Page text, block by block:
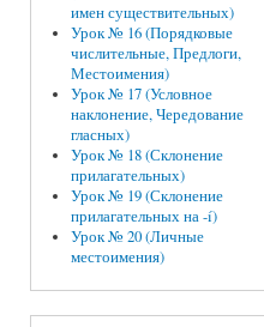
имен существительных)
Урок № 16 (Порядковые
числительные, Предлоги,
Местоимения)
Урок № 17 (Условное
наклонение, Чередование
гласных)
Урок № 18 (Склонение
прилагательных)
Урок № 19 (Склонение
прилагательных на -í)
Урок № 20 (Личные
местоимения)